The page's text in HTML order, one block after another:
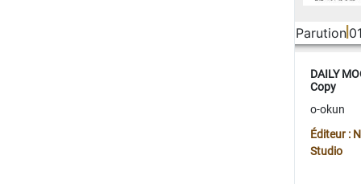
Parution
DAILY
Copy
o-okun
Éditeur :
Studio